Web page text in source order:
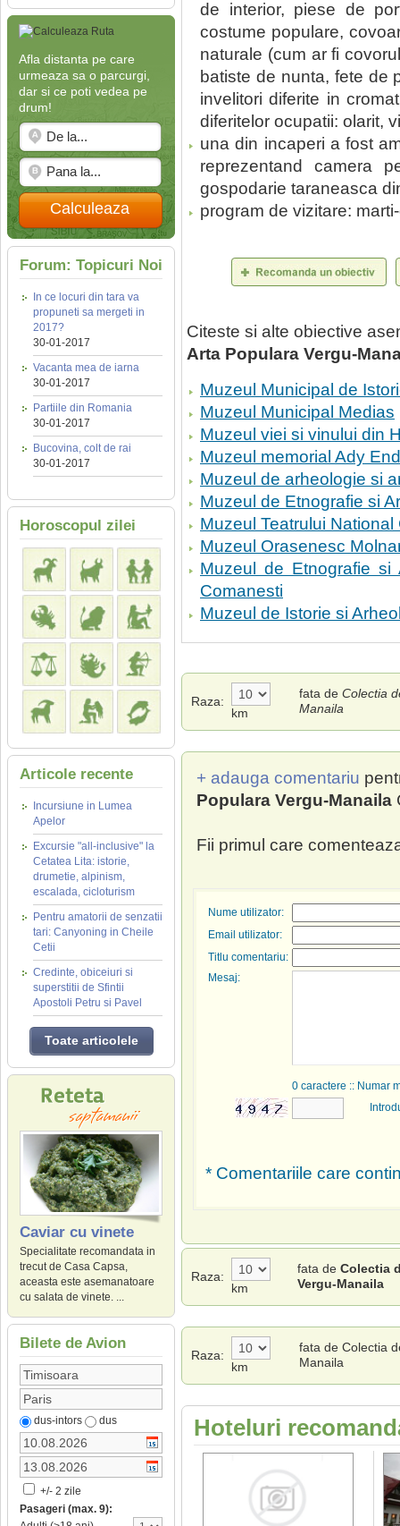
Afla distanta pe care
urmeaza sa o parcurgi,
dar si ce poti vedea pe
drum!
Calculeaza
Forum: Topicuri Noi
In ce locuri din tara va
propuneti sa mergeti in
2017?
30-01-2017
Vacanta mea de iarna
30-01-2017
Partiile din Romania
30-01-2017
Bucovina, colt de rai
30-01-2017
Horoscopul zilei
Articole recente
Incursiune in Lumea
Apelor
Excursie "all-inclusive" la
Cetatea Lita: istorie,
drumetie, alpinism,
escalada, cicloturism
Pentru amatorii de senzatii
tari: Canyoning in Cheile
Cetii
Credinte, obiceiuri si
superstitii de Sfintii
Apostoli Petru si Pavel
Toate articolele
Caviar cu vinete
Specialitate recomandata in
trecut de Casa Capsa,
aceasta este asemanatoare
cu salata de vinete. ...
Bilete de Avion
dus-intors dus
+/- 2 zile
Pasageri (max. 9):
de interior, piese de
costume populare,
naturale (cum ar fi
batiste de nunta, fete de
invelitori diferite in
diferitelor ocupatii: olarit,
una din incaperi a fost
reprezentand camera
gospodarie taraneasca
program de vizitare:
Citeste si alte obiective
Arta Populara Vergu-
Muzeul Municipal de
Muzeul Municipal Medias
Muzeul viei si vinului din
Muzeul memorial Ady
Muzeul de arheologie si
Muzeul de Etnografie si
Muzeul Teatrului National
Muzeul Orasenesc
Muzeul de Etnografie si
Comanesti
Muzeul de Istorie si
Raza:
km
fata de Colectia
Manaila
+ adauga comentariu
Populara Vergu-Manaila
Fii primul care
Nume utilizator:
Email utilizator:
Titlu comentariu:
Mesaj:
0 caractere :: Numar
* Comentariile care
Raza:
km
fata de Colectia
Vergu-Manaila
Raza:
km
fata de Colectia
Manaila
Hoteluri